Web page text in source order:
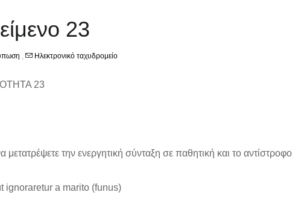
23
, Ηλεκτρονικό ταχυδρομείο
23
μετατρέψετε την ενεργητική σύνταξη σε παθητική και το αντίστροφο
ignoraretur a marito (funus)